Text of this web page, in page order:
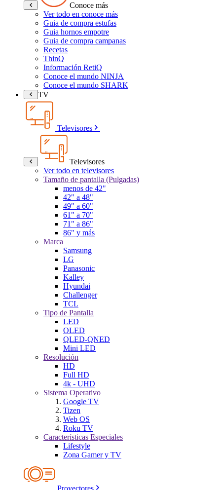
Conoce más
Ver todo en conoce más
Guia de compra estufas
Guia hornos empotre
Guia de compra campanas
Recetas
ThinQ
Información RetiQ
Conoce el mundo NINJA
Conoce el mundo SHARK
TV
Televisores
Televisores
Ver todo en televisores
Tamaño de pantalla (Pulgadas)
menos de 42"
42" a 48"
49" a 60"
61" a 70"
71" a 86"
86" y más
Marca
Samsung
LG
Panasonic
Kalley
Hyundai
Challenger
TCL
Tipo de Pantalla
LED
OLED
QLED-QNED
Mini LED
Resolución
HD
Full HD
4k - UHD
Sistema Operativo
Google TV
Tizen
Web OS
Roku TV
Características Especiales
Lifestyle
Zona Gamer y TV
Proyectores